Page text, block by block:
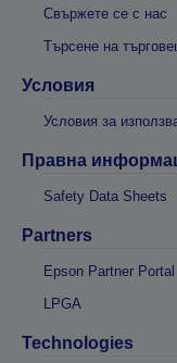
Свържете се с нас
Търсене на
Условия
Условия за
Правна
Safety Data Sheets
Partners
Epson Partner Portal
LPGA
Technologies